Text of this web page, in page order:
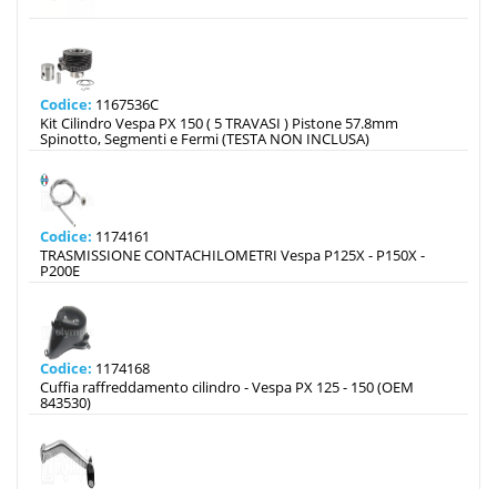
Codice: 1167536C
Kit Cilindro Vespa PX 150 ( 5 TRAVASI ) Pistone 57.8mm
Spinotto, Segmenti e Fermi (TESTA NON INCLUSA)
Codice: 1174161
TRASMISSIONE CONTACHILOMETRI Vespa P125X - P150X -
P200E
Codice: 1174168
Cuffia raffreddamento cilindro - Vespa PX 125 - 150 (OEM
843530)